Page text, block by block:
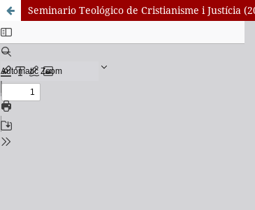
Seminario Teológico de Cristianisme i Justícia